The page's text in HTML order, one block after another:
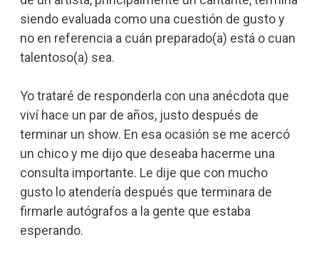
siendo evaluada como una cuestión de gusto y
no en referencia a cuán preparado(a) está o cuan
talentoso(a) sea.
Yo trataré de responderla con una anécdota que
viví hace un par de años, justo después de
terminar un show. En esa ocasión se me acercó
un chico y me dijo que deseaba hacerme una
consulta importante. Le dije que con mucho
gusto lo atendería después que terminara de
firmarle autógrafos a la gente que estaba
esperando.